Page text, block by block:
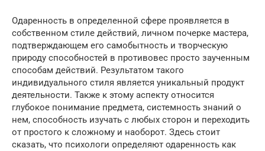
Одаренность в определенной сфере проявляется в
собственном стиле действий, личном почерке мастера,
подтверждающем его самобытность и творческую
природу способностей в противовес просто заученным
способам действий. Результатом такого
индивидуального стиля является уникальный продукт
деятельности. Также к этому аспекту относится
глубокое понимание предмета, системность знаний о
нем, способность изучать с любых сторон и переходить
от простого к сложному и наоборот. Здесь стоит
сказать, что психологи определяют одаренность как